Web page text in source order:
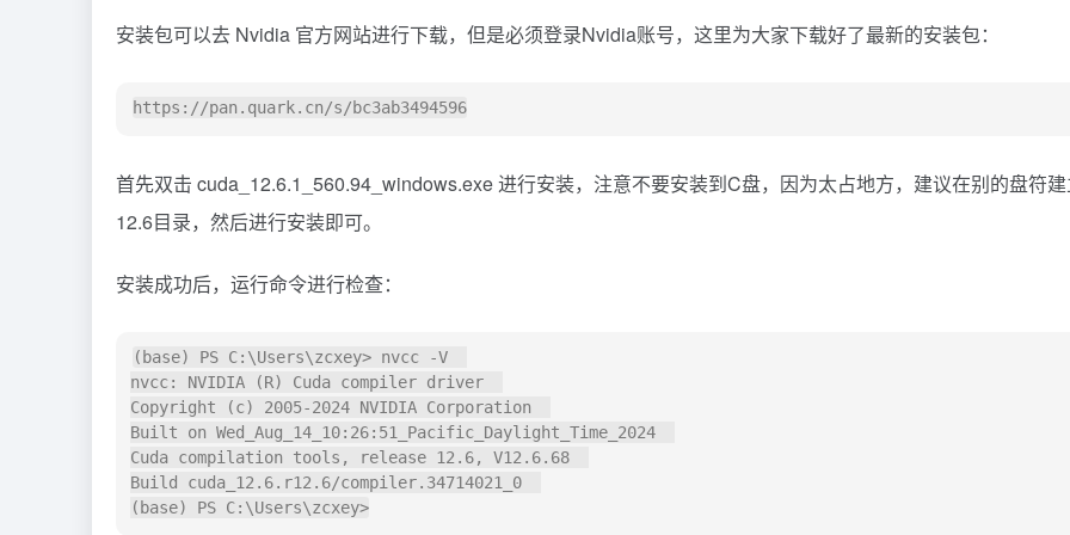
安装包可以去 Nvidia 官方网站进行下载，但是必须登录Nvidia账号，这里为大家下载好了最新的安装包：
首先双击 cuda_12.6.1_560.94_windows.exe 进行安装，注意不要安装到C盘，因为太占地方，建议在别的盘符
12.6目录，然后进行安装即可。
安装成功后，运行命令进行检查：
(base) PS C:\Users\zcxey> nvcc -V
nvcc: NVIDIA (R) Cuda compiler driver
Copyright (c) 2005-2024 NVIDIA Corporation
Built on Wed_Aug_14_10:26:51_Pacific_Daylight_Time_2024
Cuda compilation tools, release 12.6, V12.6.68
Build cuda_12.6.r12.6/compiler.34714021_0